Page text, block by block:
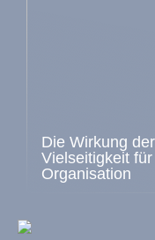
Die Wirkung
Vielseitigkeit
Organisation